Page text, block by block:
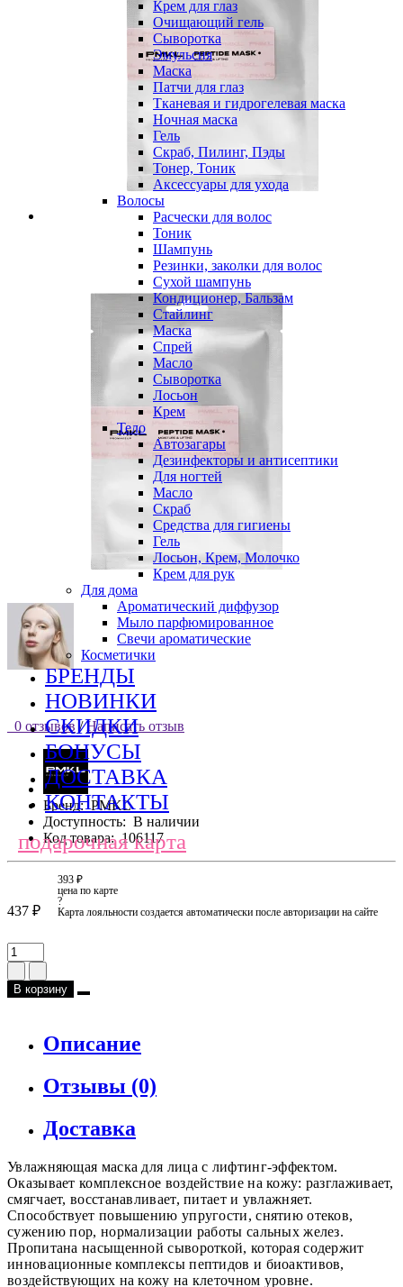
Крем для глаз
Очищающий гель
Сыворотка
Эмульсия
Маска
Патчи для глаз
Тканевая и гидрогелевая маска
Ночная маска
Гель
Скраб, Пилинг, Пэды
Тонер, Тоник
Аксессуары для ухода
Волосы
Расчески для волос
Тоник
Шампунь
Резинки, заколки для волос
Сухой шампунь
Кондиционер, Бальзам
Стайлинг
Маска
Спрей
Масло
Сыворотка
Лосьон
Крем
Тело
Автозагары
Дезинфекторы и антисептики
Для ногтей
Масло
Скраб
Средства для гигиены
Гель
Лосьон, Крем, Молочко
Крем для рук
Для дома
Ароматический диффузор
Мыло парфюмированное
Свечи ароматические
Косметички
БРЕНДЫ
НОВИНКИ
СКИДКИ
БОНУСЫ
ДОСТАВКА
КОНТАКТЫ
подарочная карта
0 отзывов / Написать отзыв
Бренд: PMKL
Доступность: В наличии
Код товара: 106117
437 ₽
393 ₽
цена по карте
?
Карта лояльности создается автоматически после авторизации на сайте
В корзину
Описание
Отзывы (0)
Доставка
Увлажняющая маска для лица с лифтинг-эффектом.
Оказывает комплексное воздействие на кожу: разглаживает,
смягчает, восстанавливает, питает и увлажняет.
Способствует повышению упругости, снятию отеков,
сужению пор, нормализации работы сальных желез.
Пропитана насыщенной сывороткой, которая содержит
инновационные комплексы пептидов и биоактивов,
воздействующих на кожу на клеточном уровне.